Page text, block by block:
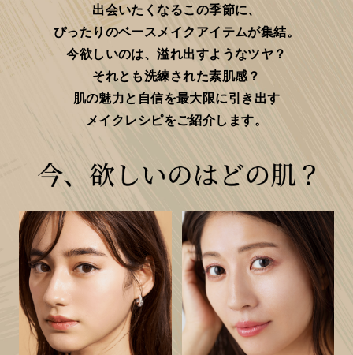
出会いたくなるこの季節に、
ぴったりのベースメイクアイテムが集結。
今欲しいのは、溢れ出すようなツヤ？
それとも洗練された素肌感？
肌の魅力と自信を最大限に引き出す
メイクレシピをご紹介します。